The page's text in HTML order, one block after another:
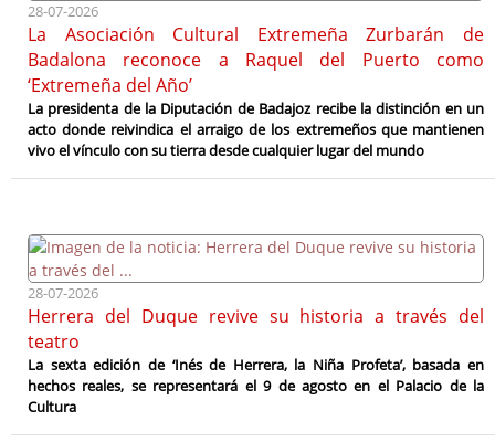
28-07-2026
La Asociación Cultural Extremeña Zurbarán de
Badalona reconoce a Raquel del Puerto como
‘Extremeña del Año’
La presidenta de la Diputación de Badajoz recibe la distinción en un
acto donde reivindica el arraigo de los extremeños que mantienen
vivo el vínculo con su tierra desde cualquier lugar del mundo
28-07-2026
Herrera del Duque revive su historia a través del
teatro
La sexta edición de ‘Inés de Herrera, la Niña Profeta’, basada en
hechos reales, se representará el 9 de agosto en el Palacio de la
Cultura